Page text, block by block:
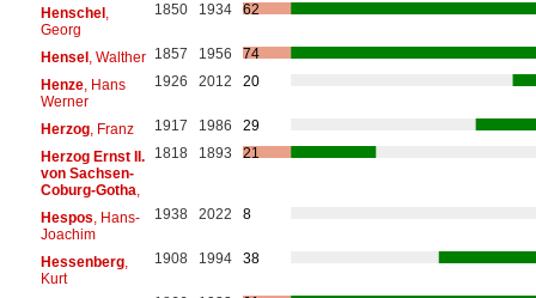
Henschel,
Georg
1850 1934 62
Hensel, Walther 1857 1956
74
Henze, Hans
Werner
1926 2012 20
Herzog, Franz 1917 1986
29
Herzog Ernst II.
von Sachsen-
Coburg-Gotha
1818 1893 21
Hespos , Hans-
Joachim
1938 2022 8
Hessenberg,
Kurt
1908 1994 38